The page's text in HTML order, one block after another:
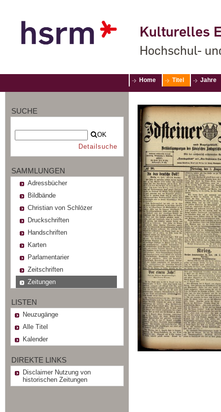
Kulturelles
Hochschul-
Home Titel Jahre
SUCHE
OK
Detailsuche
SAMMLUNGEN
Adressbücher
Bildbände
Christian von Schlözer
Druckschriften
Handschriften
Karten
Parlamentarier
Zeitschriften
Zeitungen
LISTEN
Neuzugänge
Alle Titel
Kalender
DIREKTE LINKS
Disclaimer Nutzung von
historischen Zeitungen